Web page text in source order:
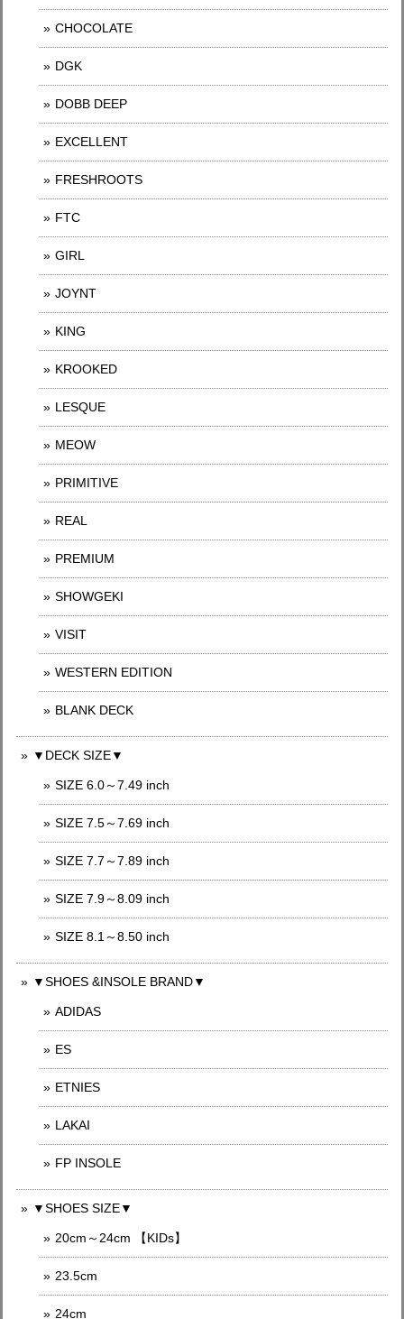
CHOCOLATE
DGK
DOBB DEEP
EXCELLENT
FRESHROOTS
FTC
GIRL
JOYNT
KING
KROOKED
LESQUE
MEOW
PRIMITIVE
REAL
PREMIUM
SHOWGEKI
VISIT
WESTERN EDITION
BLANK DECK
▼DECK SIZE▼
SIZE 6.0～7.49 inch
SIZE 7.5～7.69 inch
SIZE 7.7～7.89 inch
SIZE 7.9～8.09 inch
SIZE 8.1～8.50 inch
▼SHOES &INSOLE BRAND▼
ADIDAS
ES
ETNIES
LAKAI
FP INSOLE
▼SHOES SIZE▼
20cm～24cm 【KIDs】
23.5cm
24cm